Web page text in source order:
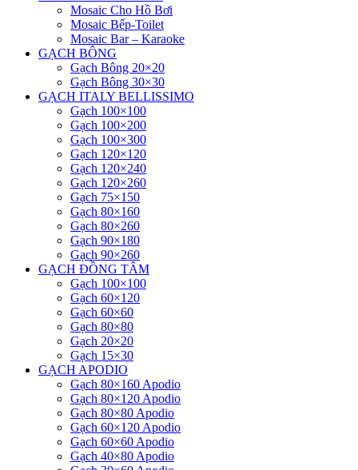
Mosaic Cho Hồ Bơi
Mosaic Bếp-Toilet
Mosaic Bar – Karaoke
GẠCH BÔNG
Gạch Bông 20×20
Gạch Bông 30×30
GẠCH ITALY BELLISSIMO
Gạch 100×100
Gạch 100×200
Gạch 100×300
Gạch 120×120
Gạch 120×240
Gạch 120×260
Gạch 75×150
Gạch 80×160
Gạch 80×260
Gạch 90×180
Gạch 90×260
GẠCH ĐỒNG TÂM
Gạch 100×100
Gạch 60×120
Gạch 60×60
Gạch 80×80
Gạch 20×20
Gạch 15×30
GẠCH APODIO
Gạch 80×160 Apodio
Gạch 80×120 Apodio
Gạch 80×80 Apodio
Gạch 60×120 Apodio
Gạch 60×60 Apodio
Gạch 40×80 Apodio